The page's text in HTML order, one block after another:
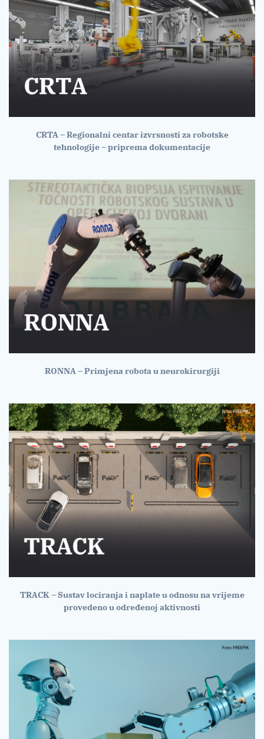
CRTA – Regionalni centar izvrsnosti za robotske
tehnologije – priprema dokumentacije
RONNA – Primjena robota u neurokirurgiji
TRACK – Sustav lociranja i naplate u odnosu na vrijeme
provedeno u određenoj aktivnosti